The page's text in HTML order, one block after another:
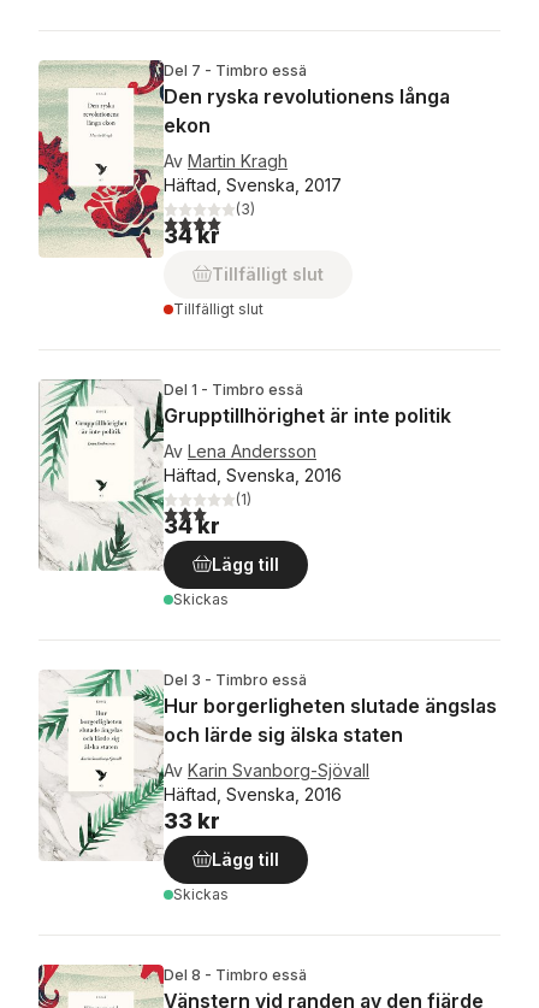
Del 7 - Timbro essä
Den ryska revolutionens långa
ekon
Av Martin Kragh
Häftad, Svenska, 2017
4,0utav 5 stjärnor. Totalt antal röster:
(3)
34 kr
Tillfälligt slut
Tillfälligt slut
Del 1 - Timbro essä
Grupptillhörighet är inte politik
Av Lena Andersson
Häftad, Svenska, 2016
3,0utav 5 stjärnor. Totalt antal röster:
(1)
34 kr
Lägg till
Skickas
Del 3 - Timbro essä
Hur borgerligheten slutade ängslas
och lärde sig älska staten
Av Karin Svanborg-Sjövall
Häftad, Svenska, 2016
33 kr
Lägg till
Skickas
Del 8 - Timbro essä
Vänstern vid randen av den fjärde